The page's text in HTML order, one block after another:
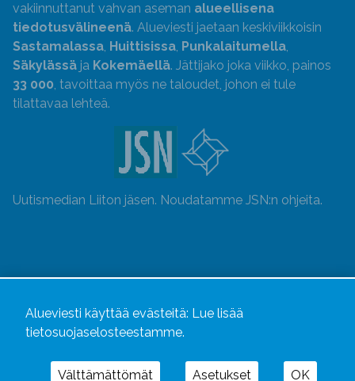
vakiinnuttanut vahvan aseman alueellisena
tiedotusvälineenä. Alueviesti jaetaan keskiviikkoisin
Sastamalassa, Huittisissa, Punkalaitumella,
Säkylässä ja Kokemäellä. Jättijako joka viikko, painos
33 000, tavoittaa myös ne taloudet, johon ei tule
tilattavaa lehteä.
Uutismedian Liiton jäsen. Noudatamme JSN:n ohjeita.
Alueviesti käyttää evästeitä: Lue lisää
tietosuojaselosteestamme.
Välttämättömät Asetukset OK